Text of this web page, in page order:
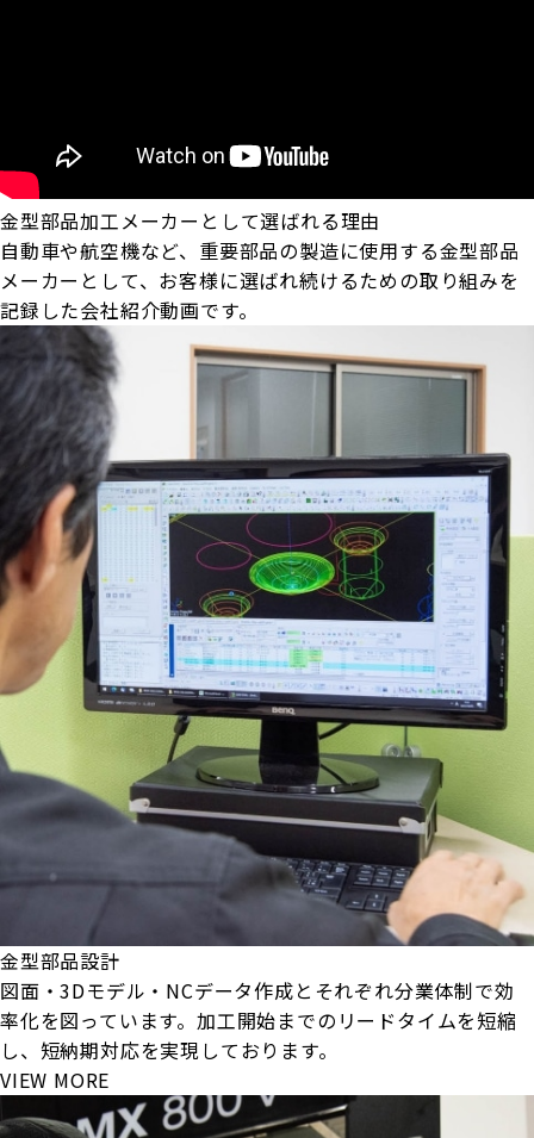
金型部品加工メーカーとして選ばれる理由
自動車や航空機など、重要部品の製造に使用する金型部品
メーカーとして、お客様に選ばれ続けるための取り組みを
記録した会社紹介動画です。
金型部品設計
図面・3Dモデル・NCデータ作成とそれぞれ分業体制で効
率化を図っています。加工開始までのリードタイムを短縮
し、短納期対応を実現しております。
VIEW MORE